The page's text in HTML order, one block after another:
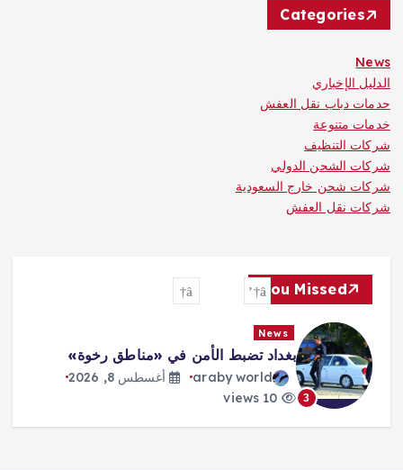
Categories
News
الدليل الإخباري
حدمات دباب نقل العفش
خدمات متنوعة
شركات التنظيف
شركات الشحن الدولي
شركات شحن خارج السعودية
شركات نقل العفش
You Missed
الأمن في «مناطق رخوة»
araby أغسطس 8, 2026
ترمب: الحرب
قريباً